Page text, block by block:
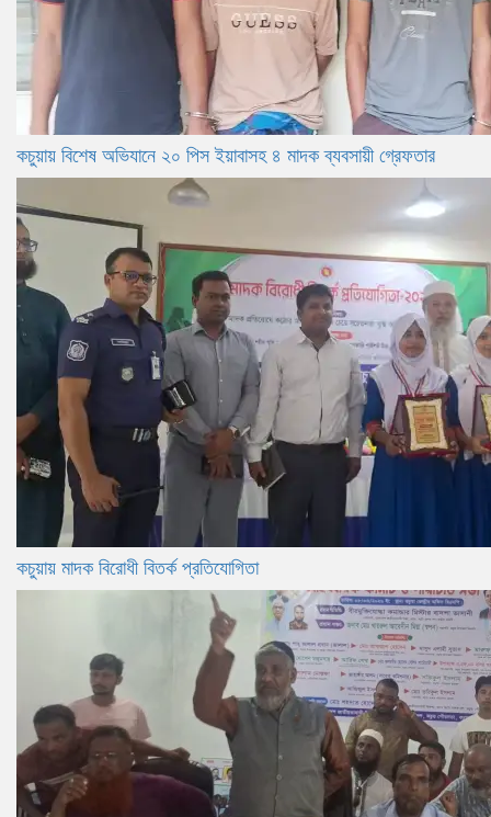
কচুয়ায় বিশেষ অভিযানে ২০ পিস ইয়াবাসহ ৪ মাদক ব্যবসায়ী গ্রেফতার
কচুয়ায় মাদক বিরোধী বিতর্ক প্রতিযোগিতা